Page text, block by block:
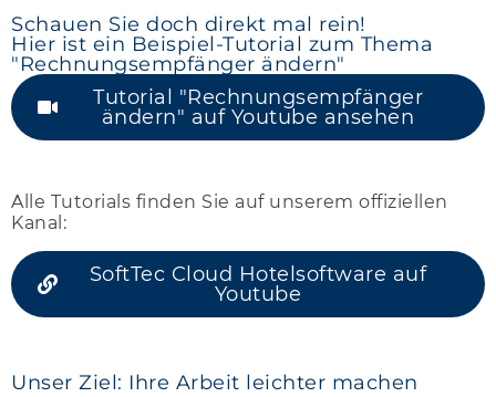
Schauen Sie doch direkt mal rein!
Hier ist ein Beispiel-Tutorial zum Thema
"Rechnungsempfänger ändern"
Tutorial "Rechnungsempfänger
ändern" auf Youtube ansehen
Alle Tutorials finden Sie auf unserem offiziellen
Kanal:
SoftTec Cloud Hotelsoftware auf
Youtube
Unser Ziel: Ihre Arbeit leichter machen